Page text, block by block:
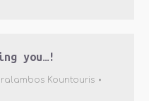
you…!
Kountouris